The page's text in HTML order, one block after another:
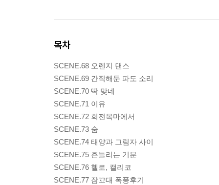
목차
SCENE.68 오렌지 댄스
SCENE.69 간직해둔 파도 소리
SCENE.70 딱 맞네
SCENE.71 이유
SCENE.72 회전목마에서
SCENE.73 숨
SCENE.74 태양과 그림자 사이
SCENE.75 흔들리는 기분
SCENE.76 헬로, 캘리코
SCENE.77 잠꼬대 폭풍후기